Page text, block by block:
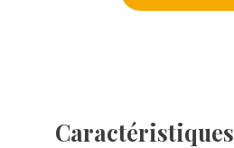
Caractéristiques